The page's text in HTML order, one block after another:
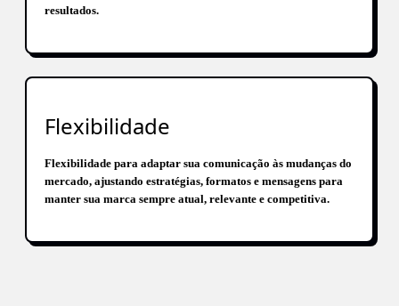
resultados.
Flexibilidade
Flexibilidade para adaptar sua comunicação às mudanças do
mercado, ajustando estratégias, formatos e mensagens para
manter sua marca sempre atual, relevante e competitiva.